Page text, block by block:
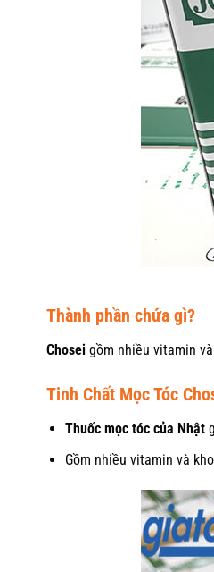
Thành phần chứa gì?
Chosei gồm nhiều vitamin
Tinh Chất Mọc Tóc
Thuốc mọc tóc của Nhật
Gồm nhiều vitamin và